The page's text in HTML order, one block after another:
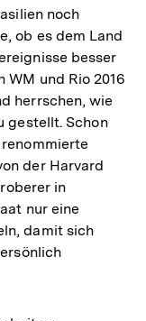
noch
ob es dem Land
besser
und Rio 2016
herrschen, wie
gestellt. Schon
der Harvard
in
nur eine
damit sich